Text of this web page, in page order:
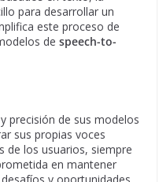
para desarrollar un
este proceso de
de speech-to-
precisión de sus modelos
sus propias voces
de los usuarios, siempre
en mantener